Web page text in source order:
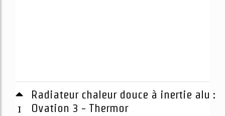
1
Radiateur chaleur douce à inertie alu :
Ovation 3 - Thermor